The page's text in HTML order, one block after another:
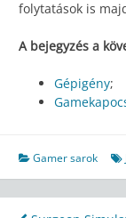
folytatások is
A bejegyzés a
Gépigény;
Gamer sarok